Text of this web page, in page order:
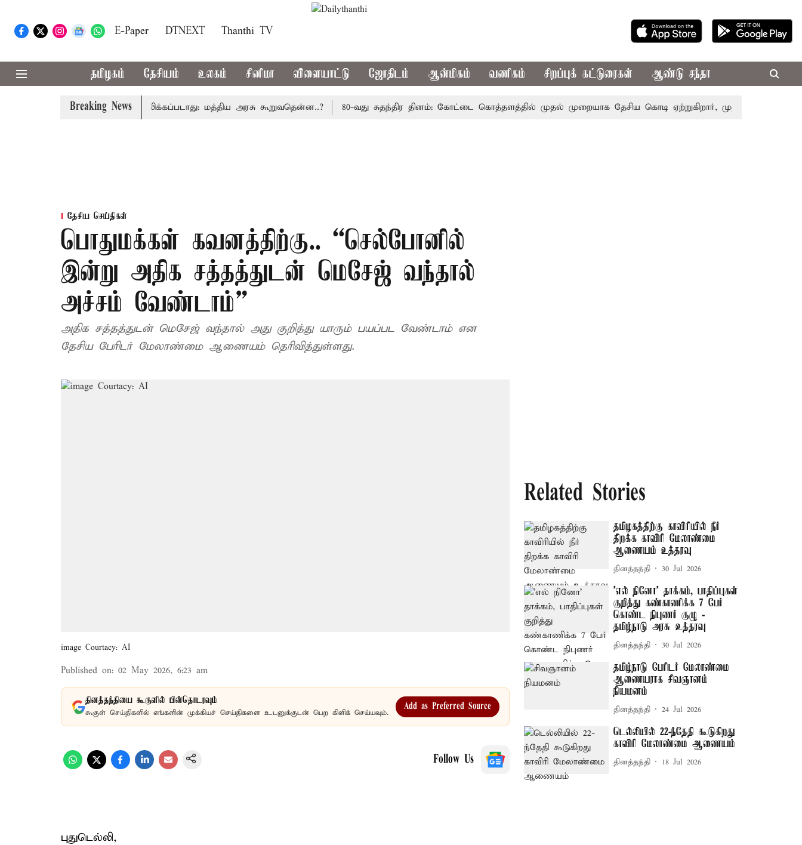
E-Paper DTNEXT Thanthi TV
தமிழகம் தேசியம் உலகம் சினிமா விளையாட்டு ஜோதிடம் ஆன்மிகம் வணிகம் சிறப்புக் கட்டுரைகள் ஆண்டு சந்தா
Breaking News
அனைவரிடமும் கட்டணம் வசூலிக்கப்படாது: மத்திய அரசு கூறுவதென்ன..? 80-வது சுதந்திர தினம்: கோட்டை கொத்தளத்தில் முதல் முறையாக தேசிய கொடி ஏற்றுகிறார், முதல்-அமைச்சர் விஜய்!
தேசிய செய்திகள்
பொதுமக்கள் கவனத்திற்கு.. “செல்போனில்
இன்று அதிக சத்தத்துடன் மெசேஜ் வந்தால்
அச்சம் வேண்டாம்”
அதிக சத்தத்துடன் மெசேஜ் வந்தால் அது குறித்து யாரும் பயப்பட வேண்டாம் என
தேசிய பேரிடர் மேலாண்மை ஆணையம் தெரிவித்துள்ளது.
image Courtacy: AI
Published on: 02 May 2026, 6:23 am
தினத்தந்தியை கூகுளில் பின்தொடரவும்
கூகுள் செய்திகளில் எங்களின் முக்கியச் செய்திகளை உடனுக்குடன் பெற கிளிக் செய்யவும்.
Add as Preferred Source
Follow Us
புதுடெல்லி,
Related Stories
தமிழகத்திற்கு காவிரியில் நீர்
திறக்க காவிரி மேலாண்மை
ஆணையம் உத்தரவு
தினத்தந்தி 30 Jul 2026
’எல் நினோ’ தாக்கம், பாதிப்புகள்
குறித்து கண்காணிக்க 7 பேர்
கொண்ட நிபுணர் குழு -
தமிழ்நாடு அரசு உத்தரவு
தினத்தந்தி 30 Jul 2026
தமிழ்நாடு பேரிடர் மேலாண்மை
ஆணையராக சிவஞானம்
நியமனம்
தினத்தந்தி 24 Jul 2026
டெல்லியில் 22-ந்தேதி கூடுகிறது
காவிரி மேலாண்மை ஆணையம்
தினத்தந்தி 18 Jul 2026